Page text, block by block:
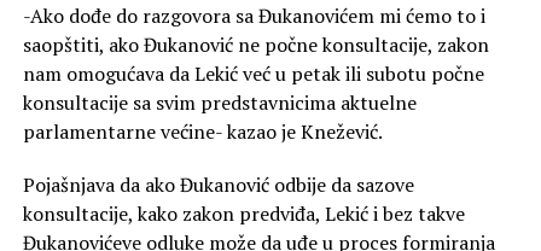
-Ako dođe do razgovora sa Đukanovićem mi ćemo to i
saopštiti, ako Đukanović ne počne konsultacije, zakon
nam omogućava da Lekić već u petak ili subotu počne
konsultacije sa svim predstavnicima aktuelne
parlamentarne većine- kazao je Knežević.
Pojašnjava da ako Đukanović odbije da sazove
konsultacije, kako zakon predviđa, Lekić i bez takve
Đukanovićeve odluke može da uđe u proces formiranja